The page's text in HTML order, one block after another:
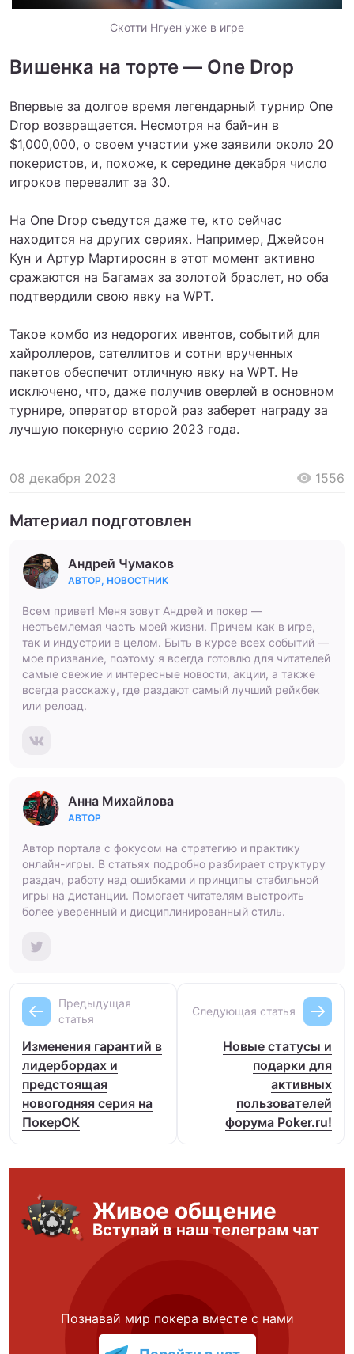
Скотти Нгуен уже в игре
Вишенка на торте — One Drop
Впервые за долгое время легендарный турнир One
Drop возвращается. Несмотря на бай-ин в
$1,000,000, о своем участии уже заявили около 20
покеристов, и, похоже, к середине декабря число
игроков перевалит за 30.
На One Drop съедутся даже те, кто сейчас
находится на других сериях. Например, Джейсон
Кун и Артур Мартиросян в этот момент активно
сражаются на Багамах за золотой браслет, но оба
подтвердили свою явку на WPT.
Такое комбо из недорогих ивентов, событий для
хайроллеров, сателлитов и сотни врученных
пакетов обеспечит отличную явку на WPT. Не
исключено, что, даже получив оверлей в основном
турнире, оператор второй раз заберет награду за
лучшую покерную серию 2023 года.
08 декабря 2023 1556
Материал подготовлен
Андрей Чумаков
АВТОР, НОВОСТНИК
Всем привет! Меня зовут Андрей и покер —
неотъемлемая часть моей жизни. Причем как в игре,
так и индустрии в целом. Быть в курсе всех событий —
мое призвание, поэтому я всегда готовлю для читателей
самые свежие и интересные новости, акции, а также
всегда расскажу, где раздают самый лучший рейкбек
или релоад.
Анна Михайлова
АВТОР
Автор портала с фокусом на стратегию и практику
онлайн-игры. В статьях подробно разбирает структуру
раздач, работу над ошибками и принципы стабильной
игры на дистанции. Помогает читателям выстроить
более уверенный и дисциплинированный стиль.
Предыдущая
статья
Изменения гарантий в
лидербордах и
предстоящая
новогодняя серия на
ПокерОК
Следующая статья
Новые статусы и
подарки для
активных
пользователей
форума Poker.ru!
Живое общение
Вступай в наш телеграм чат
Познавай мир покера вместе с нами